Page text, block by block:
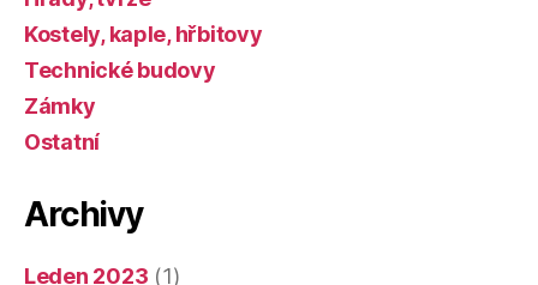
Kostely, kaple, hřbitovy
Technické budovy
Zámky
Ostatní
Archivy
Leden 2023 (1)